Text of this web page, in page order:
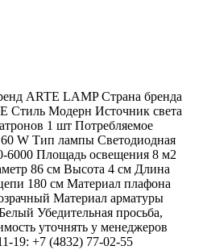
ARTE LAMP Страна бренда
Модерн Источник света
1 шт Потребляемое
W Тип лампы Светодиодная
6000 Площадь освещения 8 м2
86 см Высота 4 см Длина
180 см Материал плафона
Материал арматуры
Убедительная просьба,
уточнять у менеджеров
19: +7 (4832) 77-02-55